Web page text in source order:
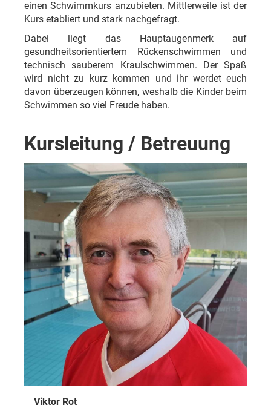
einen Schwimmkurs anzubieten. Mittlerweile ist der
Kurs etabliert und stark nachgefragt.
Dabei liegt das Hauptaugenmerk auf
gesundheitsorientiertem Rückenschwimmen und
technisch sauberem Kraulschwimmen. Der Spaß
wird nicht zu kurz kommen und ihr werdet euch
davon überzeugen können, weshalb die Kinder beim
Schwimmen so viel Freude haben.
Kursleitung / Betreuung
Viktor Rot